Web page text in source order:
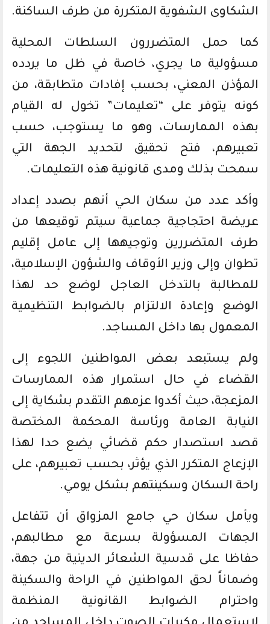
الشكاوى الشفوية المتكررة من طرف الساكنة.
كما حمل المتضررون السلطات المحلية
مسؤولية ما يجري، خاصة في ظل ما يردده
المؤذن المعني، بحسب إفادات متطابقة، من
كونه يتوفر على “تعليمات” تخول له القيام
بهذه الممارسات، وهو ما يستوجب، حسب
تعبيرهم، فتح تحقيق لتحديد الجهة التي
سمحت بذلك ومدى قانونية هذه التعليمات.
وأكد عدد من سكان الحي أنهم بصدد إعداد
عريضة احتجاجية جماعية سيتم توقيعها من
طرف المتضررين وتوجيهها إلى عامل إقليم
تطوان وإلى وزير الأوقاف والشؤون الإسلامية،
للمطالبة بالتدخل العاجل لوضع حد لهذا
الوضع وإعادة الالتزام بالضوابط التنظيمية
المعمول بها داخل المساجد.
ولم يستبعد بعض المواطنين اللجوء إلى
القضاء في حال استمرار هذه الممارسات
المزعجة، حيث أكدوا عزمهم التقدم بشكاية إلى
النيابة العامة ورئاسة المحكمة المختصة
قصد استصدار حكم قضائي يضع حدا لهذا
الإزعاج المتكرر الذي يؤثر، بحسب تعبيرهم، على
راحة السكان وسكينتهم بشكل يومي.
ويأمل سكان حي جامع المزواق أن تتفاعل
الجهات المسؤولة بسرعة مع مطالبهم،
حفاظا على قدسية الشعائر الدينية من جهة،
وضماناً لحق المواطنين في الراحة والسكينة
واحترام الضوابط القانونية المنظمة